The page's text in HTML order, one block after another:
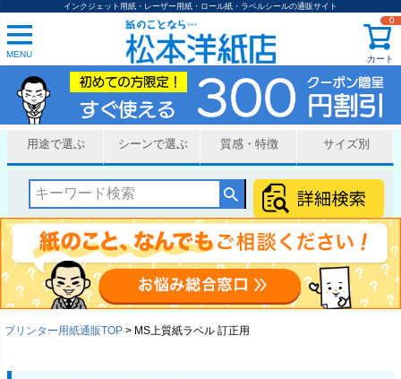
インクジェット用紙・レーザー用紙・ロール紙・ラベルシールの通販サイト
MENU カート
0
用途で選ぶ シーンで選ぶ 質感・特徴 サイズ別
プリンター用紙通販TOP MS上質紙ラベル 訂正用